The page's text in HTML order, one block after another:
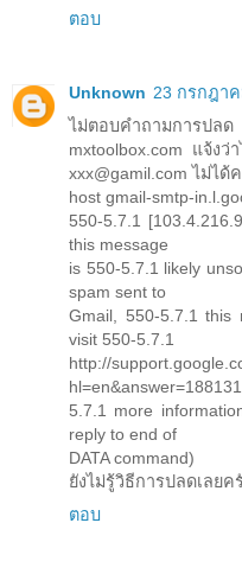
ตอบ
Unknown 23 กรกฎาค
ไม่ตอบคำถามการปล
mxtoolbox.com แจ้ง
xxx@gamil.com ไม่ไ
host gmail-smtp-
550-5.7.1
this message
is 550-5.7.1 likely
spam sent to
Gmail, 550-5.7.1 this
visit 550-5.7.1
http://
5.7.1 more
reply to end of
DATA command)
ยังไม่รู้วิธีการปลดเลยค
ตอบ